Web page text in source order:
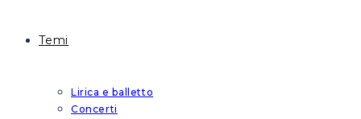
Temi
Lirica e balletto
Concerti